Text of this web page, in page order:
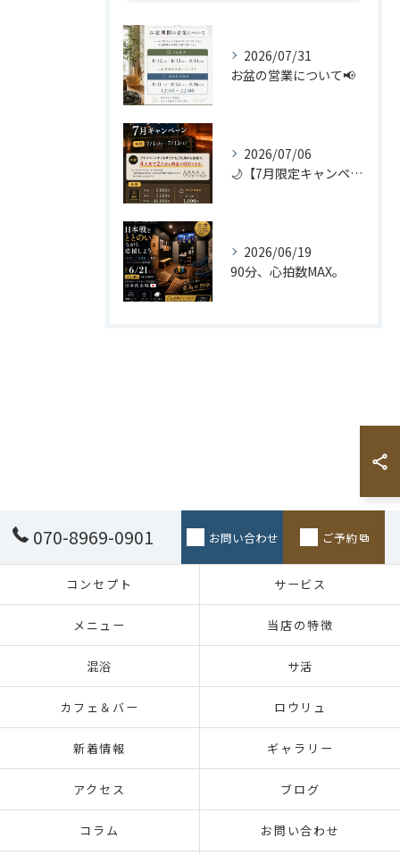
2026/07/31
お盆の営業について📢
2026/07/06
🌙【7月限定キャンペーン】🌙
2026/06/19
90分、心拍数MAX。
070-8969-0901 お問い合わせ ご予約
コンセプト サービス
メニュー 当店の特徴
混浴 サ活
カフェ＆バー ロウリュ
新着情報 ギャラリー
アクセス ブログ
コラム お問い合わせ